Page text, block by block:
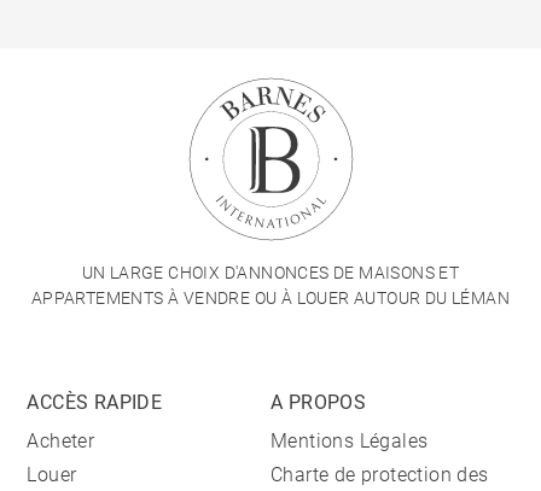
UN LARGE CHOIX D'ANNONCES DE MAISONS ET
APPARTEMENTS À VENDRE OU À LOUER AUTOUR DU LÉMAN
ACCÈS RAPIDE
Acheter
Louer
A PROPOS
Mentions Légales
Charte de protection des